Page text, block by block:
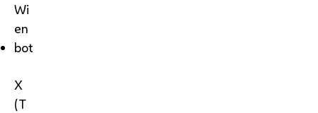
Wi
en
bot
X
(T